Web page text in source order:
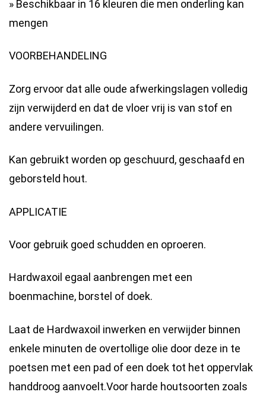
» Beschikbaar in 16 kleuren die men onderling kan
mengen
VOORBEHANDELING
Zorg ervoor dat alle oude afwerkingslagen volledig
zijn verwijderd en dat de vloer vrij is van stof en
andere vervuilingen.
Kan gebruikt worden op geschuurd, geschaafd en
geborsteld hout.
APPLICATIE
Voor gebruik goed schudden en oproeren.
Hardwaxoil egaal aanbrengen met een
boenmachine, borstel of doek.
Laat de Hardwaxoil inwerken en verwijder binnen
enkele minuten de overtollige olie door deze in te
poetsen met een pad of een doek tot het oppervlak
handdroog aanvoelt.Voor harde houtsoorten zoals